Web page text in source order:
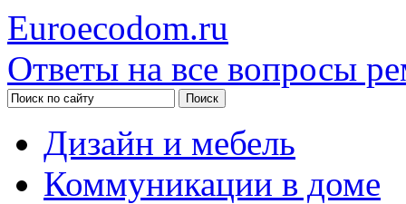
Euroecodom.ru
Ответы на все вопросы
Дизайн и мебель
Коммуникации в доме